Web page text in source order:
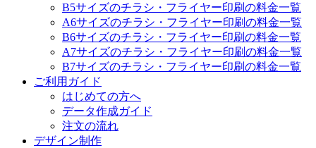
B5サイズのチラシ・フライヤー印刷の料金一覧
A6サイズのチラシ・フライヤー印刷の料金一覧
B6サイズのチラシ・フライヤー印刷の料金一覧
A7サイズのチラシ・フライヤー印刷の料金一覧
B7サイズのチラシ・フライヤー印刷の料金一覧
ご利用ガイド
はじめての方へ
データ作成ガイド
注文の流れ
デザイン制作